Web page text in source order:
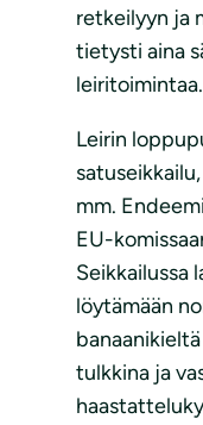
retkeilyyn ja
tietysti aina
leiritoimintaa.
Leirin
mm.
EU-
Seikkailussa
löytämään
tulkkina ja